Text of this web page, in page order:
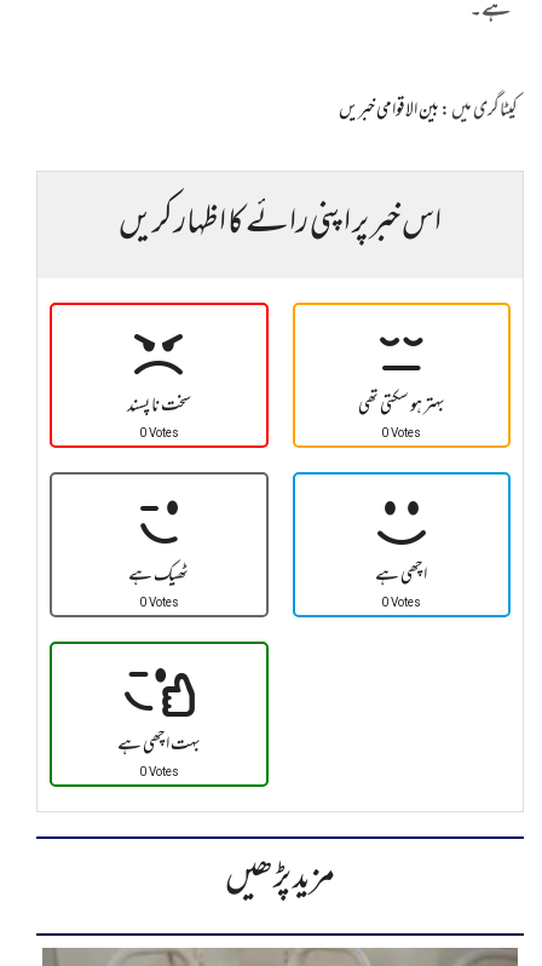
ہے۔
کیٹاگری میں :بین الاقوامی خبریں
اس خبر پر اپنی رائے کا اظہار کریں
سخت نا پسند
0 Votes
بہتر ہو سکتی تھی
0 Votes
ٹھیک ہے
0 Votes
اچھی ہے
0 Votes
بہت اچھی ہے
0 Votes
مزید پڑھیں